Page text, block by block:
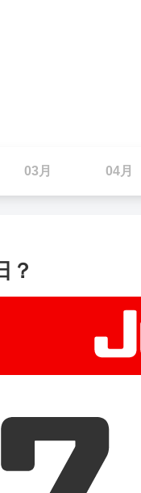
03月 04月
？